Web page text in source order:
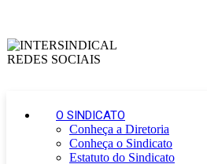
O SINDICATO
Conheça a Diretoria
Conheça o Sindicato
Estatuto do Sindicato